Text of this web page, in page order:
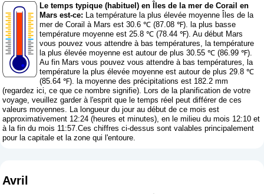
Le temps typique (habituel) en Îles de la mer de Corail en
Mars est-ce: La température la plus élevée moyenne Îles de la
mer de Corail à Mars est 30.6 ℃ (87.08 ℉). la plus basse
température moyenne est 25.8 ℃ (78.44 ℉). Au début Mars
vous pouvez vous attendre à bas températures, la température
la plus élevée moyenne est autour de plus 30.55 ℃ (86.99 ℉).
Au fin Mars vous pouvez vous attendre à bas températures, la
température la plus élevée moyenne est autour de plus 29.8 ℃
(85.64 ℉). la moyenne des précipitations est 182.2 mm
(regardez ici, ce que ce nombre signifie). Lors de la planification de votre
voyage, veuillez garder à l'esprit que le temps réel peut différer de ces
valeurs moyennes. La longueur du jour au début de ce mois est
approximativement 12:24 (heures et minutes), en le milieu du mois 12:10 et
à la fin du mois 11:57.Ces chiffres ci-dessus sont valables principalement
pour la capitale et la zone qui l'entoure.
Avril